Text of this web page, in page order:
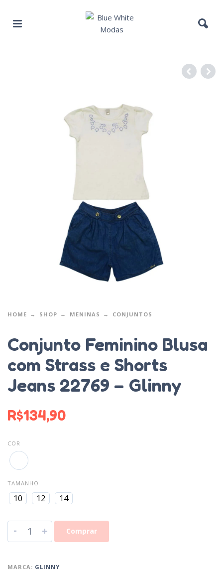
HOME SHOP MENINAS CONJUNTOS
Conjunto Feminino Blusa
com Strass e Shorts
Jeans 22769 – Glinny
R$134,90
COR
TAMANHO
10 12 14
- + Comprar
MARCA: GLINNY